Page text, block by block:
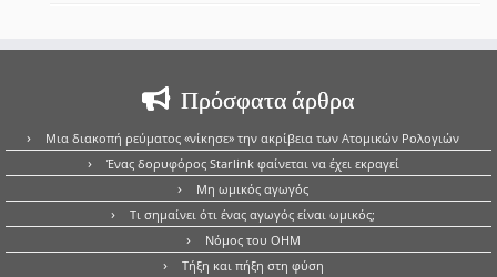
Πρόσφατα άρθρα
Μια διακοπή ρεύματος «νίκησε» την ακρίβεια των Ατομικών Ρολογιών
Ένας δορυφόρος Starlink φαίνεται να έχει εκραγεί
Μη ωμικός αγωγός
Τι σημαίνει ότι ένας αγωγός είναι ωμικός;
Νόμος του OHM
Τήξη και πήξη στη φύση